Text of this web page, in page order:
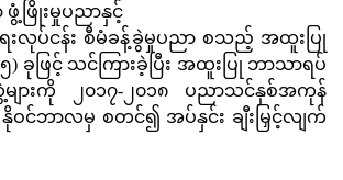
ဖြိုးမှုပညာနှင့်
ေးလုပ်ငန်း စီမံခန့်ခွဲမှုပညာ စသည့် အထူးပြု
) ခုဖြင့် သင်ကြားခဲ့ပြီး အထူးပြု ဘာသာရပ်
းကို ၂၀၁၇-၂၀၁၈ ပညာသင်နှစ်အကုန်
နိုဝင်ဘာလမှ စတင်၍ အပ်နှင်း ချီးမြှင့်လျက်